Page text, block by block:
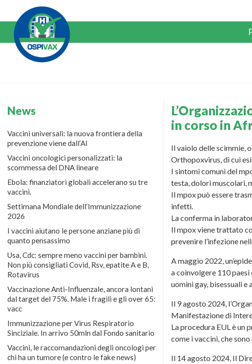
News
Vaccini universali: la nuova frontiera della
prevenzione viene dall’AI
Vaccini oncologici personalizzati: la
scommessa del DNA lineare
Ebola: finanziatori globali accelerano su tre
vaccini.
Settimana Mondiale dell’Immunizzazione
2026
I vaccini aiutano le persone anziane più di
quanto pensassimo
Usa, Cdc: sempre meno vaccini per bambini.
Non più consigliati Covid, Rsv, epatite A e B,
Rotavirus
Vaccinazione Anti-Influenzale, ancora lontani
dal target del 75%. Male i fragili e gli over 65:
vacc
Immunizzazione per Virus Respiratorio
Sinciziale. In arrivo 50mln dal Fondo sanitario
Vaccini, le raccomandazioni degli oncologi per
chi ha un tumore (e contro le fake news)
in corso in
Il vaiolo delle scimmie,
Orthopoxvirus, di cui
I sintomi comuni del
testa, dolori muscolari,
Il mpox può essere
infetti.
La conferma in
Il mpox viene trattato
prevenire l’infezione
A maggio 2022,
a coinvolgere 110 paesi
uomini gay, bisessuali e
Il 9 agosto 2024,
Manifestazione di
La procedura EUL è
come i vaccini, che
Il 14 agosto 2024, Il